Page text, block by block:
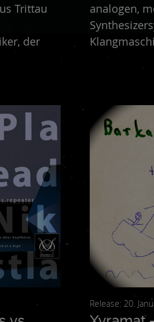
Trittau
der
ist.
steht
und ist in
Tietchen
analogen,
Release: